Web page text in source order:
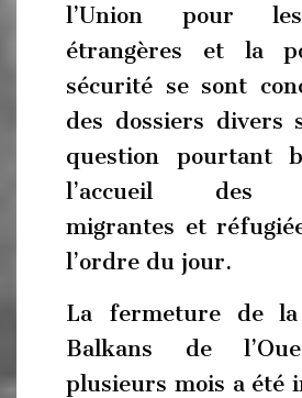
l’Union pour
étrangères et la
sécurité se sont
des dossiers divers
question pourtant
l’accueil des
migrantes et
l’ordre du jour.
La fermeture de
Balkans de
plusieurs mois a été